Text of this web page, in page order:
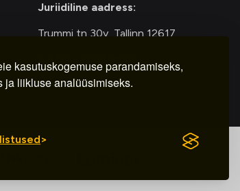
kasutuskogemuse parandamiseks,
ja liikluse analüüsimiseks.
Juriidiline aadress:
Trummi tn 30y, Tallinn 12617
Kauba väljastamine:
E-R – 9.00 – 18.00